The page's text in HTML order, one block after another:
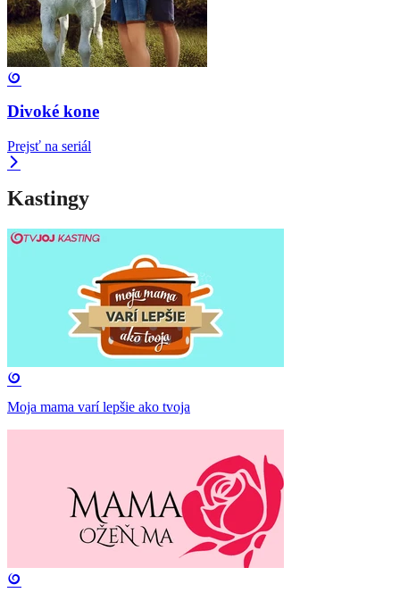
Divoké kone
Prejsť na seriál
Kastingy
Moja mama varí lepšie ako tvoja